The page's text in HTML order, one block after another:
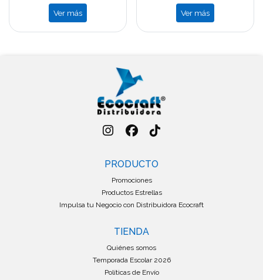
Ver más Ver más
PRODUCTO
Promociones
Productos Estrellas
Impulsa tu Negocio con Distribuidora Ecocraft
TIENDA
Quiénes somos
Temporada Escolar 2026
Políticas de Envío